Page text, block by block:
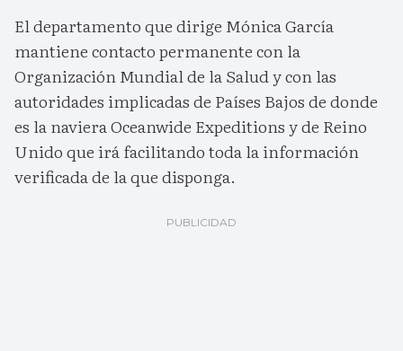
El departamento que dirige Mónica García
mantiene contacto permanente con la
Organización Mundial de la Salud y con las
autoridades implicadas de Países Bajos de donde
es la naviera Oceanwide Expeditions y de Reino
Unido que irá facilitando toda la información
verificada de la que disponga.